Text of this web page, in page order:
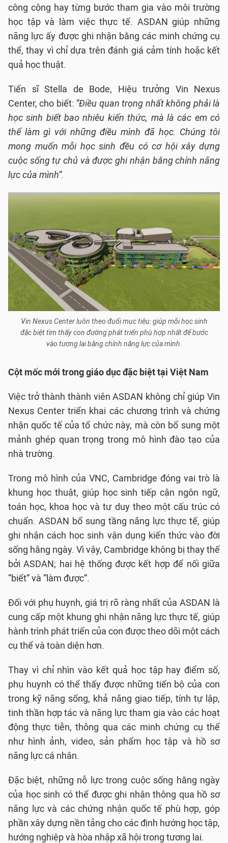
công cộng hay từng bước tham gia vào môi trường
học tập và làm việc thực tế. ASDAN giúp những
năng lực ấy được ghi nhận bằng các minh chứng cụ
thể, thay vì chỉ dựa trên đánh giá cảm tính hoặc kết
quả học thuật.
Tiến sĩ Stella de Bode, Hiệu trưởng Vin Nexus
Center, cho biết: “Điều quan trọng nhất không phải là
học sinh biết bao nhiêu kiến thức, mà là các em có
thể làm gì với những điều mình đã học. Chúng tôi
mong muốn mỗi học sinh đều có cơ hội xây dựng
cuộc sống tự chủ và được ghi nhận bằng chính năng
lực của mình”.
Vin Nexus Center luôn theo đuổi mục tiêu: giúp mỗi học sinh
đặc biệt tìm thấy con đường phát triển phù hợp nhất để bước
vào tương lai bằng chính năng lực của mình.
Cột mốc mới trong giáo dục đặc biệt tại Việt Nam
Việc trở thành thành viên ASDAN không chỉ giúp Vin
Nexus Center triển khai các chương trình và chứng
nhận quốc tế của tổ chức này, mà còn bổ sung một
mảnh ghép quan trọng trong mô hình đào tạo của
nhà trường.
Trong mô hình của VNC, Cambridge đóng vai trò là
khung học thuật, giúp học sinh tiếp cận ngôn ngữ,
toán học, khoa học và tư duy theo một cấu trúc có
chuẩn. ASDAN bổ sung tầng năng lực thực tế, giúp
ghi nhận cách học sinh vận dụng kiến thức vào đời
sống hằng ngày. Vì vậy, Cambridge không bị thay thế
bởi ASDAN; hai hệ thống được kết hợp để nối giữa
“biết” và “làm được”.
Đối với phụ huynh, giá trị rõ ràng nhất của ASDAN là
cung cấp một khung ghi nhận năng lực thực tế, giúp
hành trình phát triển của con được theo dõi một cách
cụ thể và toàn diện hơn.
Thay vì chỉ nhìn vào kết quả học tập hay điểm số,
phụ huynh có thể thấy được những tiến bộ của con
trong kỹ năng sống, khả năng giao tiếp, tính tự lập,
tinh thần hợp tác và năng lực tham gia vào các hoạt
động thực tiễn, thông qua các minh chứng cụ thể
như hình ảnh, video, sản phẩm học tập và hồ sơ
năng lực cá nhân.
Đặc biệt, những nỗ lực trong cuộc sống hằng ngày
của học sinh có thể được ghi nhận thông qua hồ sơ
năng lực và các chứng nhận quốc tế phù hợp, góp
phần xây dựng nền tảng cho các định hướng học tập,
hướng nghiệp và hòa nhập xã hội trong tương lai.